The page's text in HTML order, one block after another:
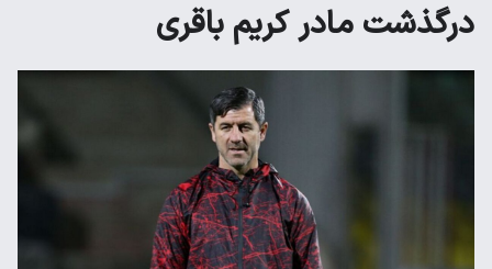
درگذشت مادر کریم باقری